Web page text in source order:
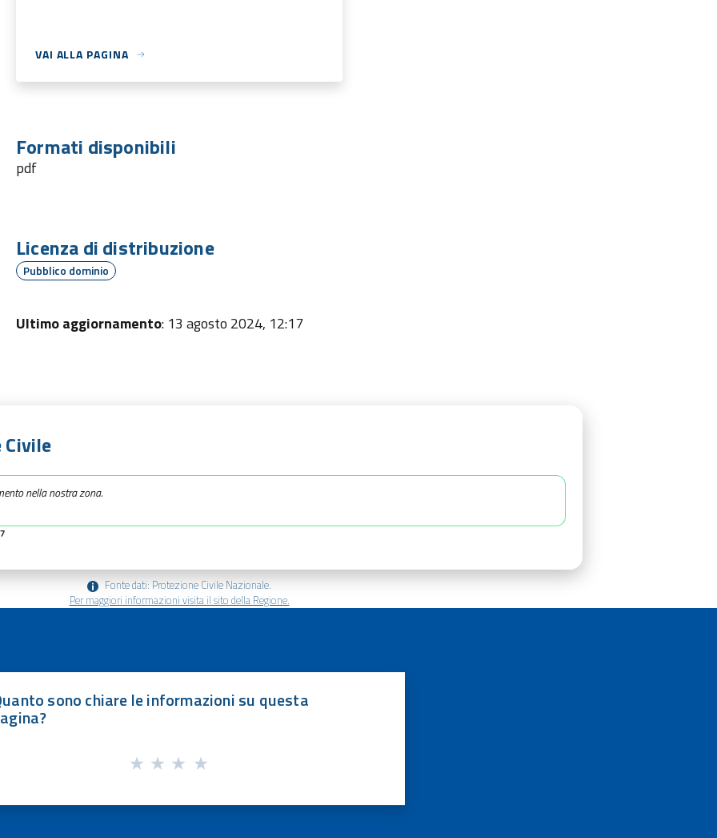
VAI ALLA PAGINA
Formati disponibili
pdf
Licenza di distribuzione
Pubblico dominio
Ultimo aggiornamento: 13 agosto 2024, 12:17
nella nostra zona.
Fonte dati: Protezione Civile Nazionale.
Per maggiori informazioni visita il sito della Regione.
sono chiare le informazioni su questa